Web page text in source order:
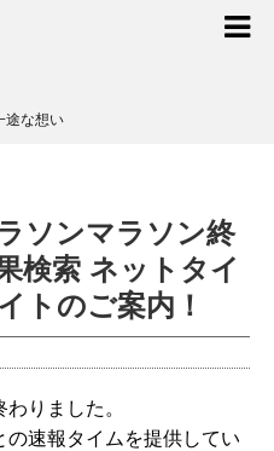
途な想い
ソンマラソン終
検索 ネットタイ
トのご案内！
りました。
速報タイムを提供してい